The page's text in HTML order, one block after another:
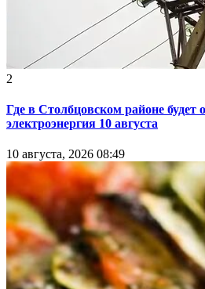
2
Где в Столбцовском районе будет
электроэнергия 10 августа
10 августа, 2026 08:49